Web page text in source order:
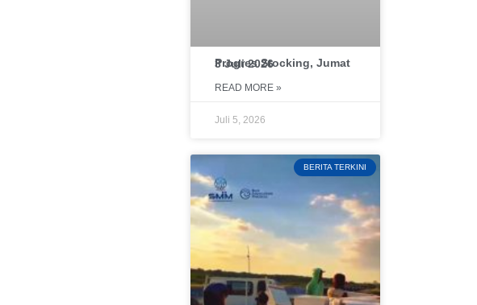
Progres Stocking, Jumat 3 Juli 2026
READ MORE »
Juli 5, 2026
BERITA TERKINI